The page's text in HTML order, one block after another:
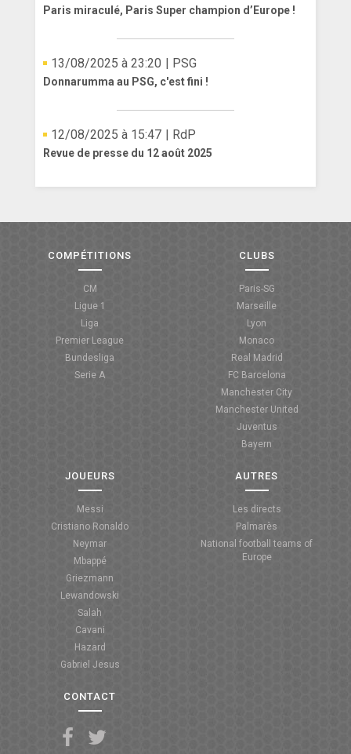
Paris miraculé, Paris Super champion d’Europe !
13/08/2025 à 23:20 | PSG
Donnarumma au PSG, c'est fini !
12/08/2025 à 15:47 | RdP
Revue de presse du 12 août 2025
COMPÉTITIONS
CM
Ligue 1
Liga
Premier League
Bundesliga
Serie A
CLUBS
Paris-SG
Marseille
Lyon
Monaco
Real Madrid
FC Barcelona
Manchester City
Manchester United
Juventus
Bayern
JOUEURS
Messi
Cristiano Ronaldo
Neymar
Mbappé
Griezmann
Lewandowski
Salah
Cavani
Hazard
Gabriel Jesus
AUTRES
Les directs
Palmarès
National football teams of
Europe
CONTACT